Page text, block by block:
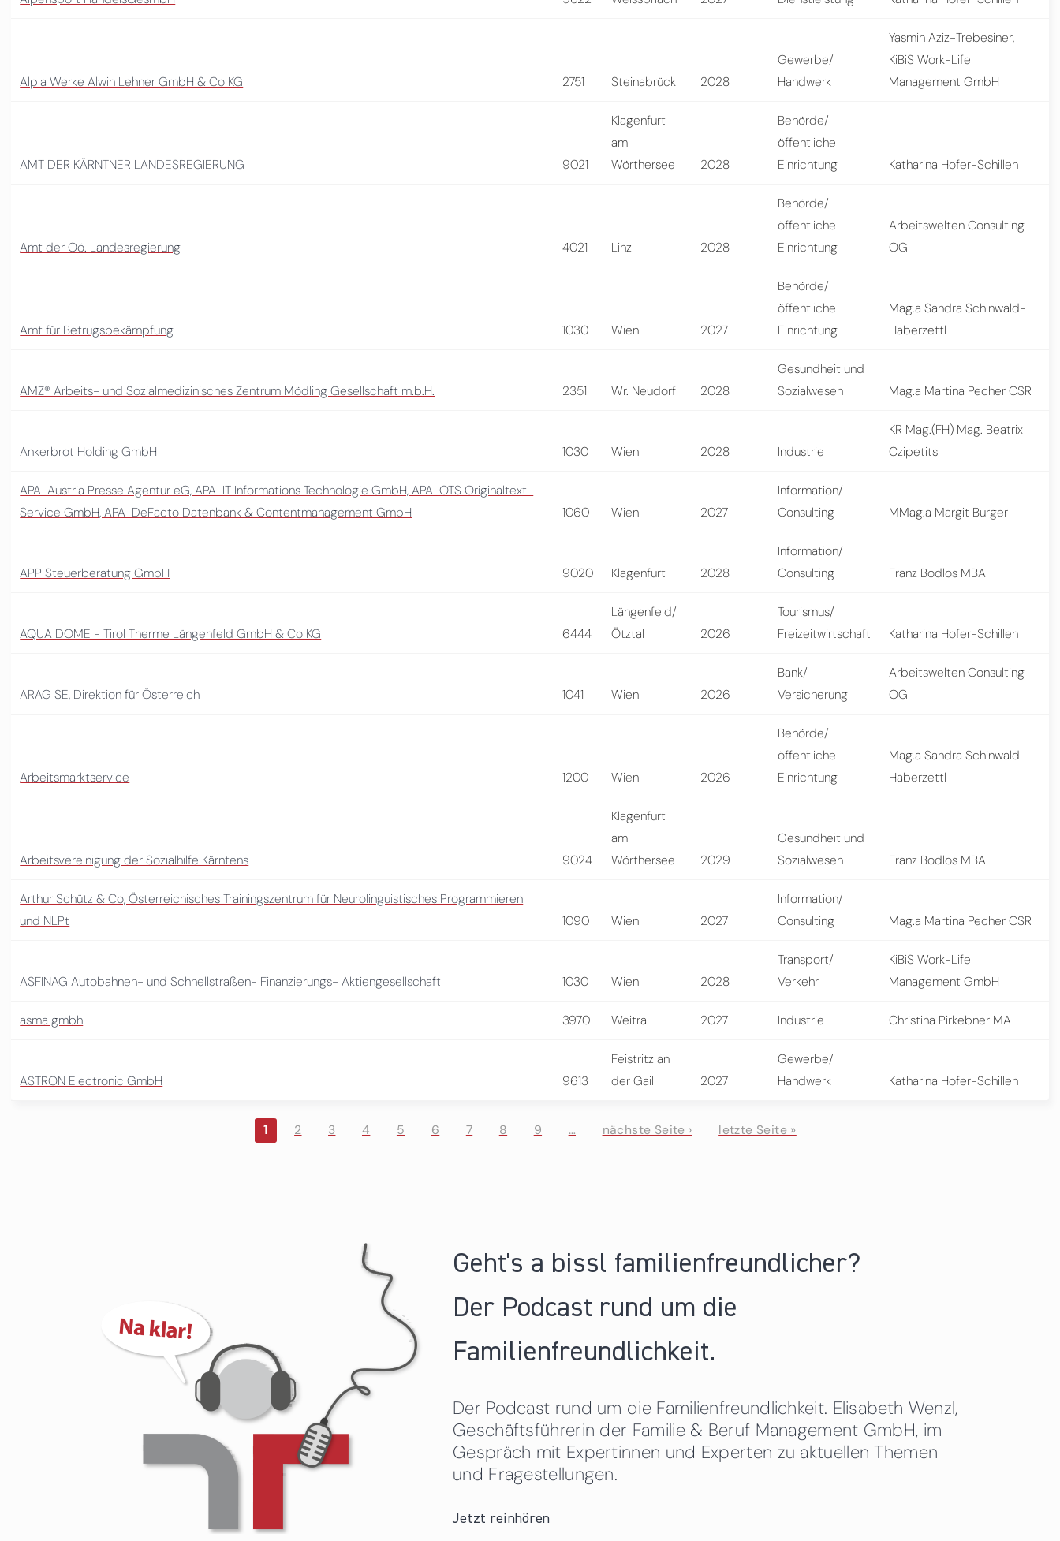
Alpla Werke Alwin Lehner GmbH & Co KG 2751 Steinabrückl 2028
Gewerbe/
Handwerk
Yasmin Aziz-Trebesiner,
KiBiS Work-Life
Management GmbH
AMT DER KÄRNTNER LANDESREGIERUNG 9021
Klagenfurt
am
Wörthersee
2028
Behörde/
öffentliche
Einrichtung
Katharina Hofer-Schillen
Amt der Oö. Landesregierung 4021 Linz 2028
Behörde/
öffentliche
Einrichtung
Arbeitswelten Consulting
OG
Amt für Betrugsbekämpfung 1030 Wien 2027
Behörde/
öffentliche
Einrichtung
Mag.a Sandra Schinwald-
Haberzettl
AMZ® Arbeits- und Sozialmedizinisches Zentrum Mödling Gesellschaft m.b.H. 2351 Wr. Neudorf 2028
Gesundheit und
Sozialwesen
Mag.a Martina Pecher CSR
Ankerbrot Holding GmbH 1030 Wien 2028 Industrie
KR Mag.(FH) Mag. Beatrix
Czipetits
APA-Austria Presse Agentur eG, APA-IT Informations Technologie GmbH, APA-OTS Originaltext-
Service GmbH, APA-DeFacto Datenbank & Contentmanagement GmbH
1060 Wien 2027
Information/
Consulting
MMag.a Margit Burger
APP Steuerberatung GmbH 9020 Klagenfurt 2028
Information/
Consulting
Franz Bodlos MBA
AQUA DOME - Tirol Therme Längenfeld GmbH & Co KG 6444
Längenfeld/
Ötztal
2026
Tourismus/
Freizeitwirtschaft
Katharina Hofer-Schillen
ARAG SE, Direktion für Österreich 1041 Wien 2026
Bank/
Versicherung
Arbeitswelten Consulting
OG
Arbeitsmarktservice 1200 Wien 2026
Behörde/
öffentliche
Einrichtung
Mag.a Sandra Schinwald-
Haberzettl
Arbeitsvereinigung der Sozialhilfe Kärntens 9024
Klagenfurt
am
Wörthersee
2029
Gesundheit und
Sozialwesen
Franz Bodlos MBA
Arthur Schütz & Co, Österreichisches Trainingszentrum für Neurolinguistisches Programmieren
und NLPt
1090 Wien 2027
Information/
Consulting
Mag.a Martina Pecher CSR
ASFINAG Autobahnen- und Schnellstraßen- Finanzierungs- Aktiengesellschaft 1030 Wien 2028
Transport/
Verkehr
KiBiS Work-Life
Management GmbH
asma gmbh 3970 Weitra 2027 Industrie Christina Pirkebner MA
ASTRON Electronic GmbH 9613
Feistritz an
der Gail
2027
Gewerbe/
Handwerk
Katharina Hofer-Schillen
1 2 3 4 5 6 7 8 9 … nächste Seite › letzte Seite »
Geht's a bissl familienfreundlicher?
Der Podcast rund um die
Familienfreundlichkeit.
Der Podcast rund um die Familienfreundlichkeit. Elisabeth Wenzl,
Geschäftsführerin der Familie & Beruf Management GmbH, im
Gespräch mit Expertinnen und Experten zu aktuellen Themen
und Fragestellungen.
Jetzt reinhören